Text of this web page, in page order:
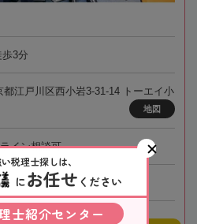
3分
都江戸川区西小岩3-31-14 トーエイ小
地図
イン相談可
税理士探しは、
にお任せ ください
士紹介センター